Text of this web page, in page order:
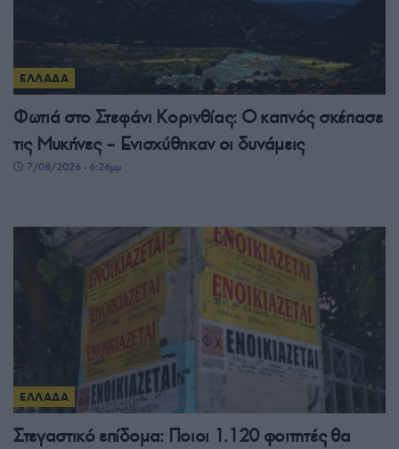
ΕΛΛΑΔΑ
Φωτιά στο Στεφάνι Κορινθίας: Ο καπνός σκέπασε
τις Μυκήνες – Ενισχύθηκαν οι δυνάμεις
7/08/2026 - 6:26μμ
ΕΛΛΑΔΑ
Στεγαστικό επίδομα: Ποιοι 1.120 φοιτητές θα